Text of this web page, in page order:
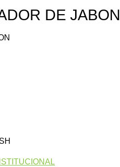
DE JABON